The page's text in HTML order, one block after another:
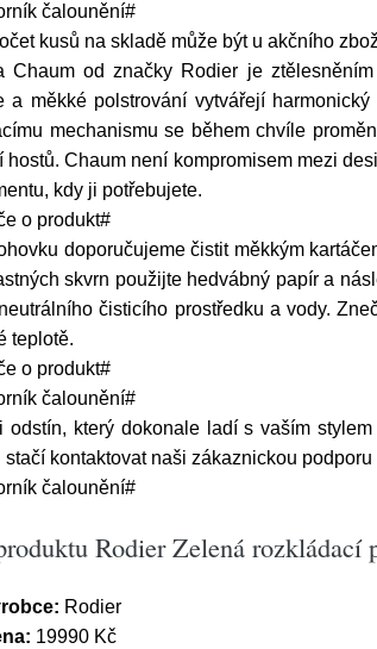
čalounění#
kusů na skladě může být u akčního
Chaum od značky Rodier je
a měkké polstrování vytvářejí
mechanismu se během chvíle
hostů. Chaum není kompromisem mezi
kdy ji potřebujete.
o produkt#
doporučujeme čistit měkkým
skvrn použijte hedvábný papír a
čisticího prostředku a vody.
teplotě.
o produkt#
čalounění#
odstín, který dokonale ladí s vaším
stačí kontaktovat naši zákaznickou
čalounění#
Rodier Zelená rozkládací
Rodier
19990 Kč